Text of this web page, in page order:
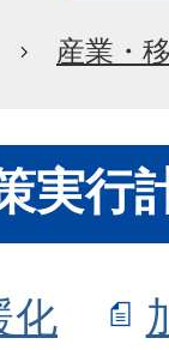
産業・
実行
化